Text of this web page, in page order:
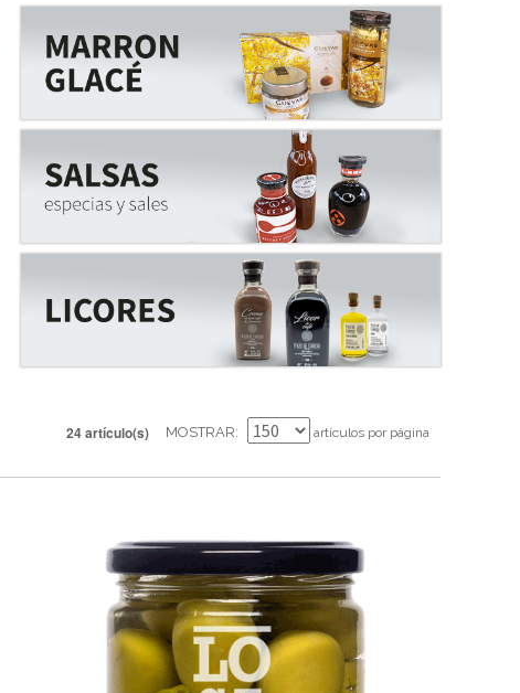
24 artículo(s) MOSTRAR artículos por página